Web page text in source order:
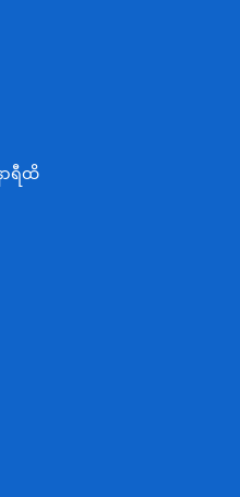
ြီးဌာန
ာင်ရွက်ရေးဝန်ကြီးဌာန
ြီးဌာန
ြောင်းဝန်ကြီးဌာန
ကြီးဌာန
းရေးဝန်ကြီးဌာန
ေးနှင့်ပြည်သူ့အင်အား
ာရီထိ